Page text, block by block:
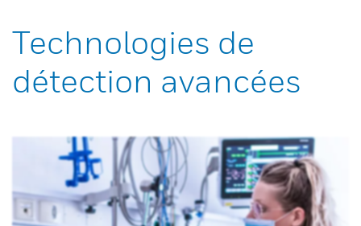
Technologies de
détection avancées